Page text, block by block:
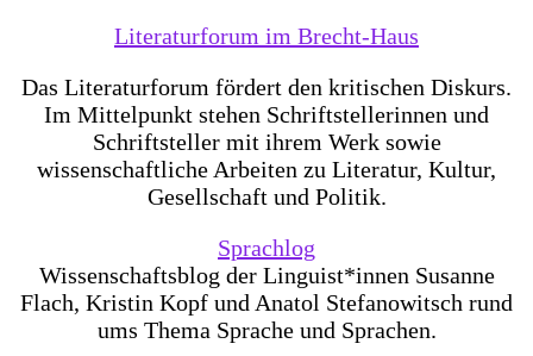
Literaturforum im Brecht-Haus
Das Literaturforum fördert den kritischen Diskurs.
Im Mittelpunkt stehen Schriftstellerinnen und
Schriftsteller mit ihrem Werk sowie
wissenschaftliche Arbeiten zu Literatur, Kultur,
Gesellschaft und Politik.
Sprachlog
Wissenschaftsblog der Linguist*innen Susanne
Flach, Kristin Kopf und Anatol Stefanowitsch rund
ums Thema Sprache und Sprachen.